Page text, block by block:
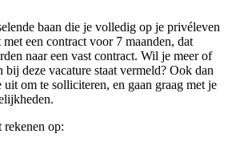
baan die je volledig op je privéleven
een contract voor 7 maanden, dat
naar een vast contract. Wil je meer of
deze vacature staat vermeld? Ook dan
om te solliciteren, en gaan graag met je
op: